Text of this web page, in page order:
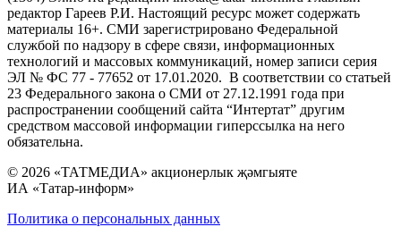
редактор Гареев Р.И. Настоящий ресурс может содержать
материалы 16+. СМИ зарегистрировано Федеральной
службой по надзору в сфере связи, информационных
технологий и массовых коммуникаций, номер записи серия
ЭЛ № ФС 77 - 77652 от 17.01.2020. В соответствии со статьей
23 Федерального закона о СМИ от 27.12.1991 года при
распространении сообщений сайта “Интертат” другим
средством массовой информации гиперссылка на него
обязательна.
© 2026 «ТАТМЕДИА» акционерлык җәмгыяте
ИА «Татар-информ»
Политика о персональных данных